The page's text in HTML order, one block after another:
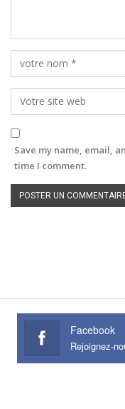
Save my name, email,
time I comment.
Facebook